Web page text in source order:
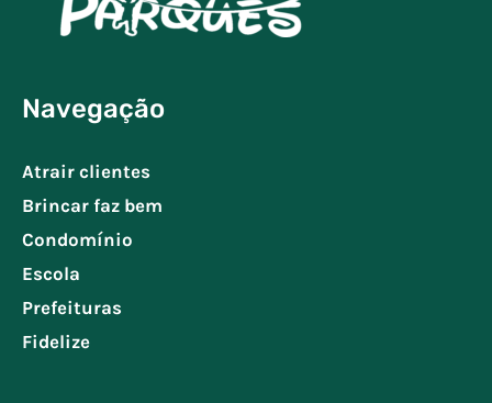
Navegação
Atrair clientes
Brincar faz bem
Condomínio
Escola
Prefeituras
Fidelize